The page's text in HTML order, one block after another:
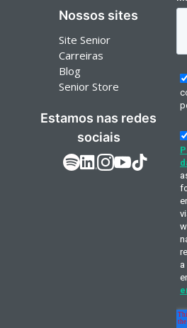
Nossos sites
Site Senior
Carreiras
Blog
Senior Store
Estamos nas redes
sociais